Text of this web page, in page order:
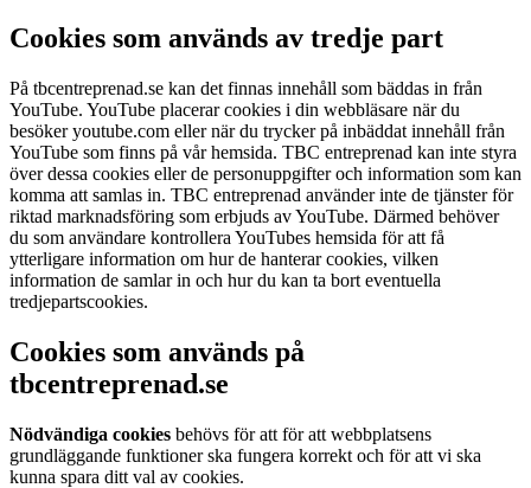
Cookies som används av tredje part
På tbcentreprenad.se kan det finnas innehåll som bäddas in från
YouTube. YouTube placerar cookies i din webbläsare när du
besöker youtube.com eller när du trycker på inbäddat innehåll från
YouTube som finns på vår hemsida. TBC entreprenad kan inte styra
över dessa cookies eller de personuppgifter och information som kan
komma att samlas in. TBC entreprenad använder inte de tjänster för
riktad marknadsföring som erbjuds av YouTube. Därmed behöver
du som användare kontrollera YouTubes hemsida för att få
ytterligare information om hur de hanterar cookies, vilken
information de samlar in och hur du kan ta bort eventuella
tredjepartscookies.
Cookies som används på
tbcentreprenad.se
Nödvändiga cookies behövs för att för att webbplatsens
grundläggande funktioner ska fungera korrekt och för att vi ska
kunna spara ditt val av cookies.